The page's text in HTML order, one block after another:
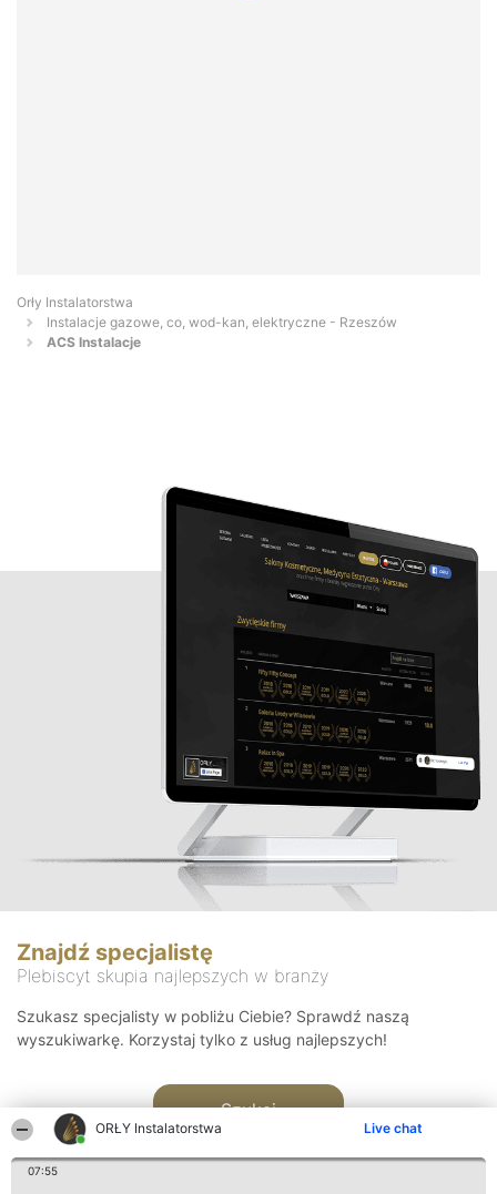
ORŁY Instalatorstwa Live chat
07:55
Orły Instalatorstwa
Instalacje gazowe, co, wod-kan, elektryczne - Rzeszów
ACS Instalacje
Znajdź specjalistę
Plebiscyt skupia najlepszych w branży
Szukasz specjalisty w pobliżu Ciebie? Sprawdź naszą
wyszukiwarkę. Korzystaj tylko z usług najlepszych!
Szukaj